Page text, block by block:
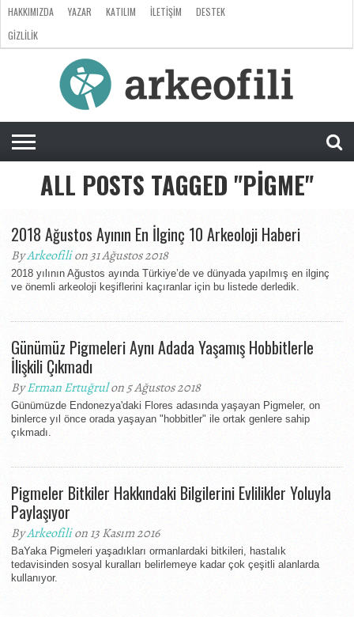
ARKEOLOJI
ANTROPOLOJI
PALEONTOLOJI
EVRIM
DOSYA
CEVAP
RÖPORTAJ
HAKKIMIZDA YAZAR KATILIM İLETIŞIM
DESTEK
GIZLILIK
ALL POSTS TAGGED "PIGME"
2018 Ağustos Ayının En İlginç 10 Arkeoloji Haberi
ByArkeofilion 31 Ağustos 2018
2018 yılının Ağustos ayında Türkiye’de ve dünyada yapılmış en ilginç
ve önemli arkeoloji keşiflerini kaçıranlar için bu listede derledik.
Günümüz Pigmeleri Aynı Adada Yaşamış Hobbitlerle
İlişkili Çıkmadı
ByErman Ertuğrulon 5 Ağustos 2018
Günümüzde Endonezya'daki Flores adasında yaşayan Pigmeler, on
binlerce yıl önce orada yaşayan "hobbitler" ile ortak genlere sahip
çıkmadı.
Pigmeler Bitkiler Hakkındaki Bilgilerini Evlilikler Yoluyla
Paylaşıyor
ByArkeofilion 13 Kasım 2016
BaYaka Pigmeleri yaşadıkları ormanlardaki bitkileri, hastalık
tedavisinden sosyal kuralları belirlemeye kadar çok çeşitli alanlarda
kullanıyor.